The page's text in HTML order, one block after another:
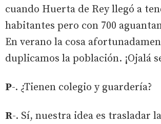
cuando Huerta de Rey llegó a
habitantes pero con 700
En verano la cosa
duplicamos la población. ¡Ojalá
P-. ¿Tienen colegio y guardería?
R-. Sí, nuestra idea es trasladar